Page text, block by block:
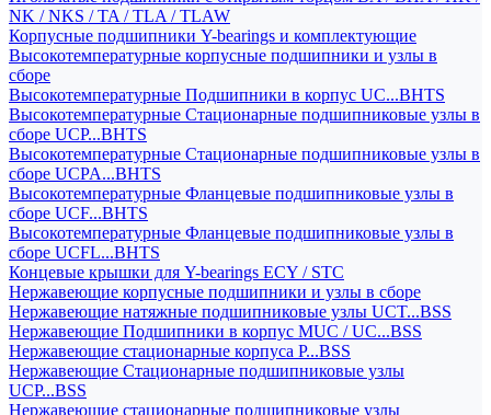
NK / NKS / TA / TLA / TLAW
Корпусные подшипники Y-bearings и комплектующие
Высокотемпературные корпусные подшипники и узлы в
сборе
Высокотемпературные Подшипники в корпус UC...BHTS
Высокотемпературные Стационарные подшипниковые узлы в
сборе UCP...BHTS
Высокотемпературные Стационарные подшипниковые узлы в
сборе UCPA...BHTS
Высокотемпературные Фланцевые подшипниковые узлы в
сборе UCF...BHTS
Высокотемпературные Фланцевые подшипниковые узлы в
сборе UCFL...BHTS
Концевые крышки для Y-bearings ECY / STC
Нержавеющие корпусные подшипники и узлы в сборе
Нержавеющие натяжные подшипниковые узлы UCT...BSS
Нержавеющие Подшипники в корпус MUC / UC...BSS
Нержавеющие стационарные корпуса P...BSS
Нержавеющие Стационарные подшипниковые узлы
UCP...BSS
Нержавеющие стационарные подшипниковые узлы